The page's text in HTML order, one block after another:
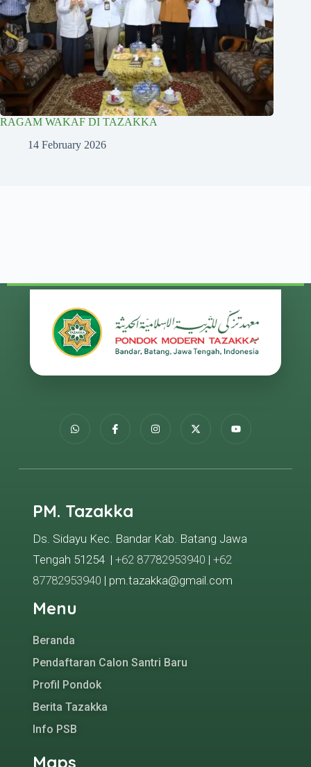
RAGAM WAKAF DI TAZAKKA
14 February 2026
PM. Tazakka
Ds. Sidayu Kec. Bandar Kab. Batang Jawa
Tengah 51254 | +62 87782953940 | +62
87782953940 | pm.tazakka@gmail.com
Menu
Beranda
Pendaftaran Calon Santri Baru
Profil Pondok
Berita Tazakka
Info PSB
Maps